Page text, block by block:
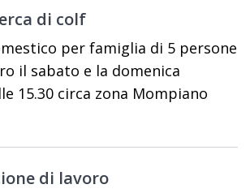
di colf
per famiglia di 5 persone
il sabato e la domenica
15.30 circa zona Mompiano
di lavoro